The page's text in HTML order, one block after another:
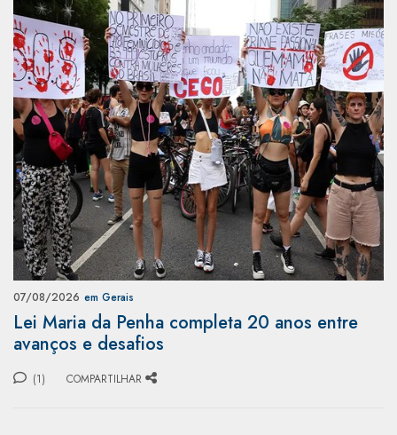
07/08/2026 em Gerais
Lei Maria da Penha completa 20 anos entre
avanços e desafios
(1) COMPARTILHAR